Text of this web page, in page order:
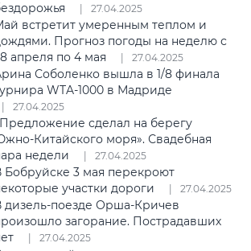
27.04.2025
встретит умеренным теплом и
Прогноз погоды на неделю с
апреля по 4 мая
27.04.2025
Соболенко вышла в 1/8 финала
WTA-1000 в Мадриде
27.04.2025
сделал на берегу
Китайского моря». Свадебная
недели
27.04.2025
Бобруйске 3 мая перекроют
участки дороги
27.04.2025
дизель-поезде Орша-Кричев
загорание. Пострадавших
27.04.2025